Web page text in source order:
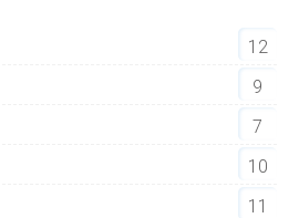
12
9
7
10
11